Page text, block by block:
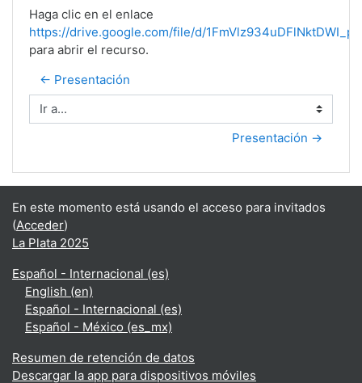
Haga clic en el enlace
https://drive.google.com/file/d/
para abrir el recurso.
← Presentación
Ir a...
Presentación →
En este momento está usando el acceso para invitados
(Acceder)
La Plata 2025
Español - Internacional ‎(es)‎
English ‎(en)‎
Español - Internacional ‎(es)‎
Español - México ‎(es_mx)‎
Resumen de retención de datos
Descargar la app para dispositivos móviles